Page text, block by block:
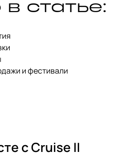
в статье:
и фестивали
с Cruise II